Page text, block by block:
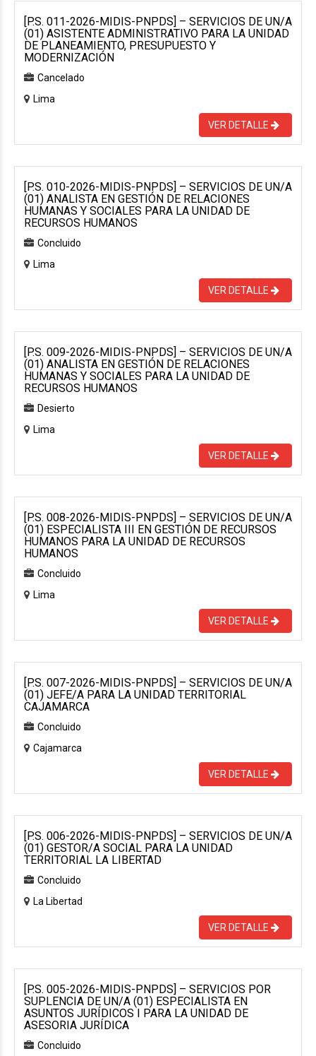
[P.S. 011-2026-MIDIS-PNPDS] – SERVICIOS DE UN/A
(01) ASISTENTE ADMINISTRATIVO PARA LA UNIDAD
DE PLANEAMIENTO, PRESUPUESTO Y
MODERNIZACIÓN
Cancelado
Lima
VER DETALLE
[P.S. 010-2026-MIDIS-PNPDS] – SERVICIOS DE UN/A
(01) ANALISTA EN GESTIÓN DE RELACIONES
HUMANAS Y SOCIALES PARA LA UNIDAD DE
RECURSOS HUMANOS
Concluido
Lima
VER DETALLE
[P.S. 009-2026-MIDIS-PNPDS] – SERVICIOS DE UN/A
(01) ANALISTA EN GESTIÓN DE RELACIONES
HUMANAS Y SOCIALES PARA LA UNIDAD DE
RECURSOS HUMANOS
Desierto
Lima
VER DETALLE
[P.S. 008-2026-MIDIS-PNPDS] – SERVICIOS DE UN/A
(01) ESPECIALISTA III EN GESTIÓN DE RECURSOS
HUMANOS PARA LA UNIDAD DE RECURSOS
HUMANOS
Concluido
Lima
VER DETALLE
[P.S. 007-2026-MIDIS-PNPDS] – SERVICIOS DE UN/A
(01) JEFE/A PARA LA UNIDAD TERRITORIAL
CAJAMARCA
Concluido
Cajamarca
VER DETALLE
[P.S. 006-2026-MIDIS-PNPDS] – SERVICIOS DE UN/A
(01) GESTOR/A SOCIAL PARA LA UNIDAD
TERRITORIAL LA LIBERTAD
Concluido
La Libertad
VER DETALLE
[P.S. 005-2026-MIDIS-PNPDS] – SERVICIOS POR
SUPLENCIA DE UN/A (01) ESPECIALISTA EN
ASUNTOS JURÍDICOS I PARA LA UNIDAD DE
ASESORIA JURÍDICA
Concluido